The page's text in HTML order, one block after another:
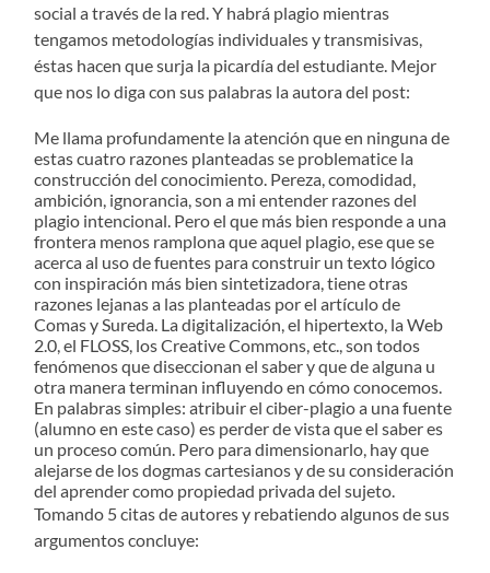
social a través de la red. Y habrá plagio mientras
tengamos metodologías individuales y transmisivas,
éstas hacen que surja la picardía del estudiante. Mejor
que nos lo diga con sus palabras la autora del post:
Me llama profundamente la atención que en ninguna de
estas cuatro razones planteadas se problematice la
construcción del conocimiento. Pereza, comodidad,
ambición, ignorancia, son a mi entender razones del
plagio intencional. Pero el que más bien responde a una
frontera menos ramplona que aquel plagio, ese que se
acerca al uso de fuentes para construir un texto lógico
con inspiración más bien sintetizadora, tiene otras
razones lejanas a las planteadas por el artículo de
Comas y Sureda. La digitalización, el hipertexto, la Web
2.0, el FLOSS, los Creative Commons, etc., son todos
fenómenos que diseccionan el saber y que de alguna u
otra manera terminan influyendo en cómo conocemos.
En palabras simples: atribuir el ciber-plagio a una fuente
(alumno en este caso) es perder de vista que el saber es
un proceso común. Pero para dimensionarlo, hay que
alejarse de los dogmas cartesianos y de su consideración
del aprender como propiedad privada del sujeto.
Tomando 5 citas de autores y rebatiendo algunos de sus
argumentos concluye: